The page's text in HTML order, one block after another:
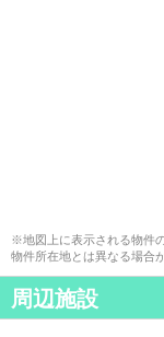
※地図上に表示される物件
物件所在地とは異なる場合
周辺施設